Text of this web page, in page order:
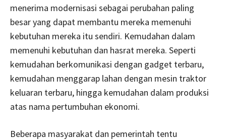
menerima modernisasi sebagai perubahan paling
besar yang dapat membantu mereka memenuhi
kebutuhan mereka itu sendiri. Kemudahan dalam
memenuhi kebutuhan dan hasrat mereka. Seperti
kemudahan berkomunikasi dengan gadget terbaru,
kemudahan menggarap lahan dengan mesin traktor
keluaran terbaru, hingga kemudahan dalam produksi
atas nama pertumbuhan ekonomi.
Beberapa masyarakat dan pemerintah tentu